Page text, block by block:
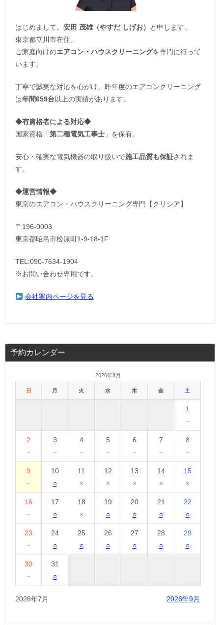
はじめまして。 安田 茂雄（やすだ しげお）
と申します。
東京都立川市在住。
ご家庭向けのエアコン・ハウスクリーニングを専門に行って
います。
丁寧で誠実な対応を心がけ、昨年度のエアコンクリーニング
は年間659台以上の実績があります。
◆有資格者による対応◆
国家資格「 第二種電気工事士 」を保有。
安心・確実な電気機器の取り扱いで施工品質も保証されま
す。
◆運営情報◆
東京のエアコン・ハウスクリーニング専門【クリシア】
〒196-0003
東京都昭島市松原町1-9‐18‐1F
TEL:090-7634-1904
※お問い合わせ専用です。
会社案内ページを見る
予約カレンダー
2026年8月
日 月 火 水 木 金 土
1
－
2
－
3
－
4
－
5
－
6
－
7
－
8
－
9
－
10
○
11
×
12
×
13
×
14
×
15
×
16
－
17
○
18
×
19
○
20
○
21
○
22
○
23
－
24
○
25
○
26
○
27
○
28
○
29
○
30
－
31
○
2026年7月 2026年9月